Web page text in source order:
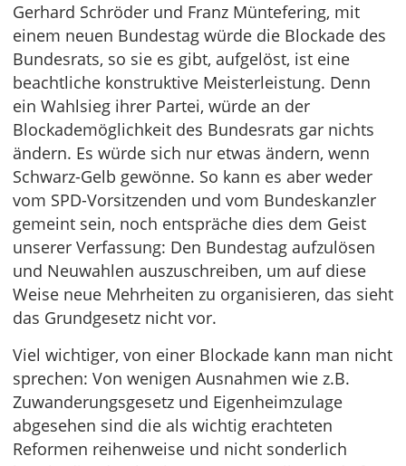
Gerhard Schröder und Franz Müntefering, mit
einem neuen Bundestag würde die Blockade des
Bundesrats, so sie es gibt, aufgelöst, ist eine
beachtliche konstruktive Meisterleistung. Denn
ein Wahlsieg ihrer Partei, würde an der
Blockademöglichkeit des Bundesrats gar nichts
ändern. Es würde sich nur etwas ändern, wenn
Schwarz-Gelb gewönne. So kann es aber weder
vom SPD-Vorsitzenden und vom Bundeskanzler
gemeint sein, noch entspräche dies dem Geist
unserer Verfassung: Den Bundestag aufzulösen
und Neuwahlen auszuschreiben, um auf diese
Weise neue Mehrheiten zu organisieren, das sieht
das Grundgesetz nicht vor.
Viel wichtiger, von einer Blockade kann man nicht
sprechen: Von wenigen Ausnahmen wie z.B.
Zuwanderungsgesetz und Eigenheimzulage
abgesehen sind die als wichtig erachteten
Reformen reihenweise und nicht sonderlich